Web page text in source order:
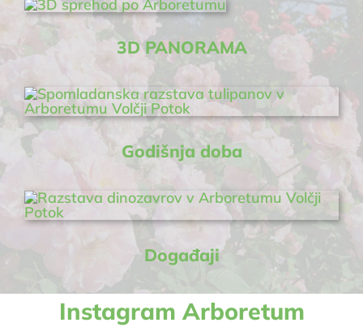
3D PANORAMA
Godišnja doba
Događaji
Instagram Arboretum